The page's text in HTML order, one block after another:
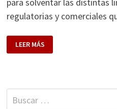
para solventar las distintas
regulatorias y comerciales
HISTORIA
DE
LA
LEER MÁS
Buscar: